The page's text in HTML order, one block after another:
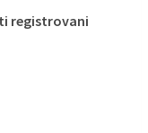
registrovani